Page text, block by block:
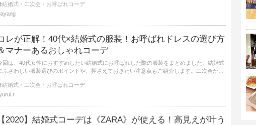
結婚式・二次会・お呼ばれコーデ
レが正解！40代×結婚式の服装！お呼ばれドレスの選び方
マナーあるおしゃれコーデ
回は、40代女性におすすめしたい結婚式にお呼ばれした際の服装をまとめました。結婚式
ふさわしい服装選びのポイントや、押さえておきたい注意点もご紹介します。二次会から
結婚式・二次会・お呼ばれコーデ
2020】結婚式コーデは《ZARA》が使える！高見えが叶う